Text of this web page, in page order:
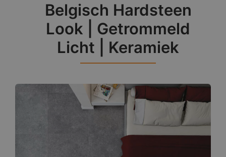
Belgisch Hardsteen
Look | Getrommeld
Licht | Keramiek